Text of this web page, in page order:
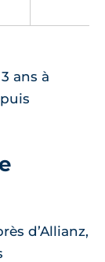
ans à
d’Allianz,